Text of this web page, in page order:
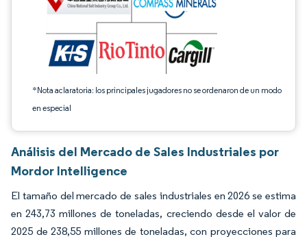
*Nota aclaratoria: los principales jugadores no se ordenaron de un modo
en especial
Análisis del Mercado de Sales Industriales por
Mordor Intelligence
El tamaño del mercado de sales industriales en 2026 se estima
en 243,73 millones de toneladas, creciendo desde el valor de
2025 de 238,55 millones de toneladas, con proyecciones para